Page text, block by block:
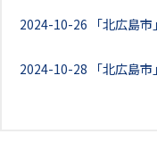
2024-10-26 「北広島
2024-10-28 「北広島